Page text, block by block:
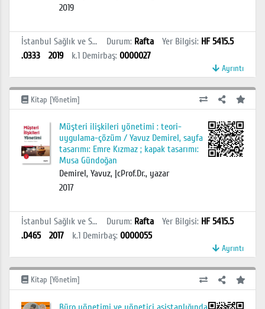
2019
İstanbul Sağlık ve Sosyal Bilimler MYO Kütüphanesi Durum: Rafta Yer Bilgisi: HF 5415.5
.O333
2019 k.1 Demirbaş: 0000027
Ayrıntı
Kitap [Yönetim]
Müşteri ilişkileri yönetimi : teori-
uygulama-çözüm / Yavuz Demirel, sayfa
tasarımı: Emre Kızmaz ; kapak tasarımı:
Musa Gündoğan
Demirel, Yavuz, |cProf.Dr., yazar
2017
İstanbul Sağlık ve Sosyal Bilimler MYO Kütüphanesi Durum: Rafta Yer Bilgisi: HF 5415.5
.D465
2017 k.1 Demirbaş: 0000055
Ayrıntı
Kitap [Yönetim]